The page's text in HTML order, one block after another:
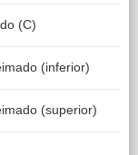
(C)
(inferior)
(superior)